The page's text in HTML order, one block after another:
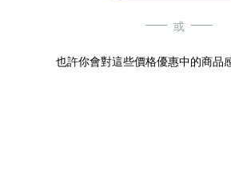
或
也許你會對這些價格優惠中的商品